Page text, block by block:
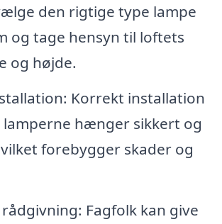
den rigtige type lampe
og tage hensyn til loftets
og højde.
Korrekt installation
lamperne hænger sikkert og
forebygger skader og
Fagfolk kan give